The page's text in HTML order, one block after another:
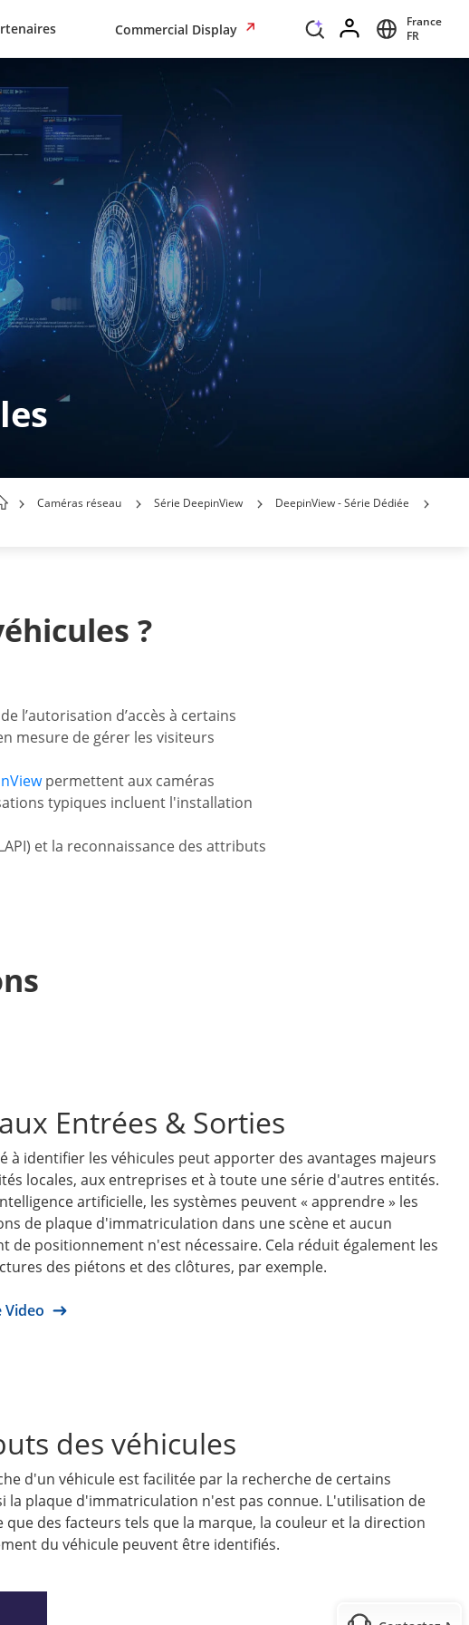
Commercial Display
France
FR
Caméras réseau Série DeepinView DeepinView - Série Dédiée
?
l’autorisation d’accès à certains
mesure de gérer les visiteurs
permettent aux caméras
typiques incluent l'installation
et la reconnaissance des attributs
Entrées & Sorties
à identifier les véhicules peut apporter des avantages majeurs
locales, aux entreprises et à toute une série d'autres entités.
artificielle, les systèmes peuvent « apprendre » les
de plaque d'immatriculation dans une scène et aucun
de positionnement n'est nécessaire. Cela réduit également les
des piétons et des clôtures, par exemple.
Video
des véhicules
d'un véhicule est facilitée par la recherche de certains
la plaque d'immatriculation n'est pas connue. L'utilisation de
que des facteurs tels que la marque, la couleur et la direction
du véhicule peuvent être identifiés.